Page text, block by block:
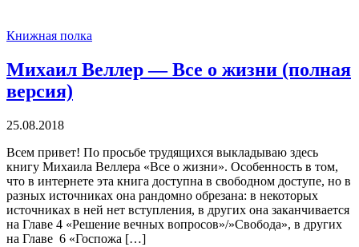
Книжная полка
Михаил Веллер — Все о жизни (полная
версия)
25.08.2018
Всем привет! По просьбе трудящихся выкладываю здесь
книгу Михаила Веллера «Все о жизни». Особенность в том,
что в интернете эта книга доступна в свободном доступе, но в
разных источниках она рандомно обрезана: в некоторых
источниках в ней нет вступления, в других она заканчивается
на Главе 4 «Решение вечных вопросов»/»Свобода», в других
на Главе 6 «Госпожа […]